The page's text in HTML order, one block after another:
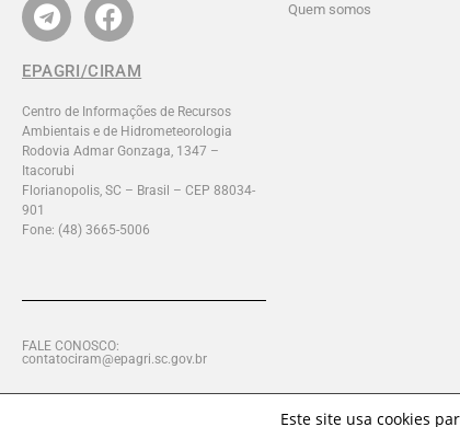
EPAGRI/CIRAM
Centro de Informações de Recursos
Ambientais e de Hidrometeorologia
Rodovia Admar Gonzaga, 1347 –
Itacorubi
Florianopolis, SC – Brasil – CEP 88034-
901
Fone: (48) 3665-5006
FALE CONOSCO:
contatociram@epagri.sc.gov.br
Quem somos
Este site usa cookies